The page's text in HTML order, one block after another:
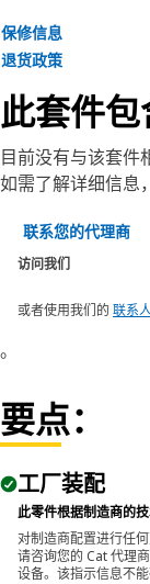
保修信息
退货政策
此套件
目前没有与该套件
如需了解详细信息
联系您的代理商
访问我们
或者使用我们的 联系
。
要点：
工厂装配
此零件根据制造商的
对制造商配置进行任
请咨询您的 Cat 代理
设备。该指示信息不